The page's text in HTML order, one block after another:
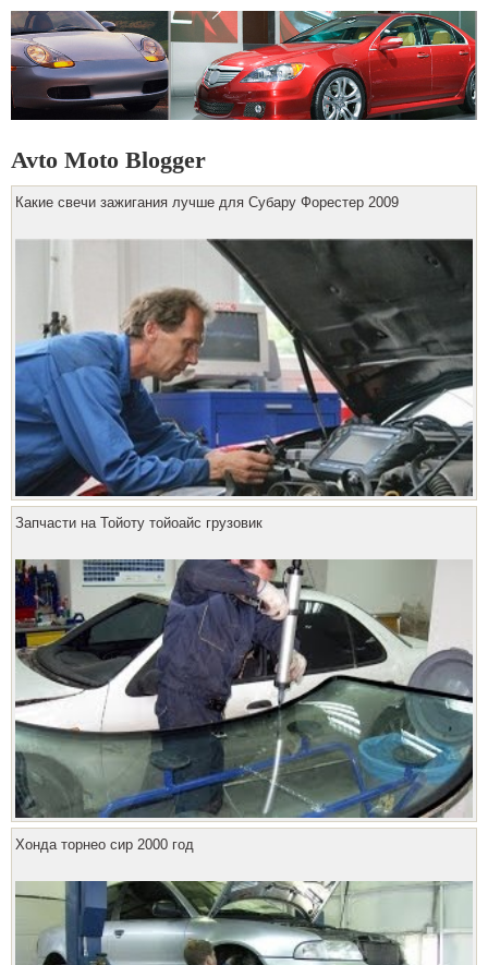
Avto Moto Blogger
Какие свечи зажигания лучше для Субару Форестер 2009
Запчасти на Тойоту тойоайс грузовик
Хонда торнео сир 2000 год